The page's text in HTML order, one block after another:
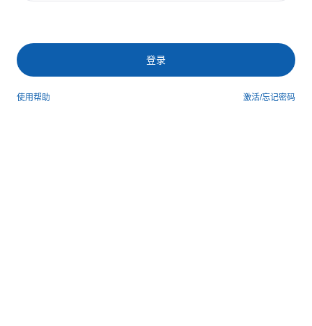
登录
使用帮助 激活/忘记密码